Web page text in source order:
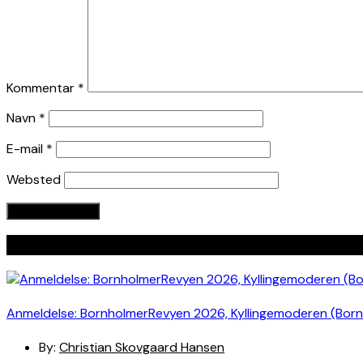
Kommentar *
Navn *
E-mail *
Websted
Anmeldelse: BornholmerRevyen 2026, Kyllingemoderen
By: Christian Skovgaard Hansen